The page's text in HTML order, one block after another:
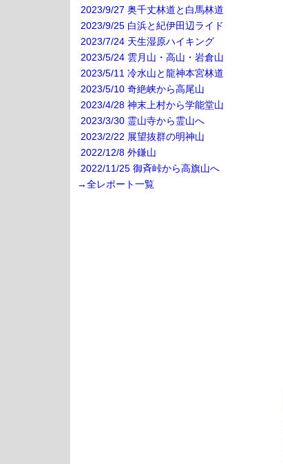
2023/9/27 奥千丈林道と白馬林道
2023/9/25 白浜と紀伊田辺ライド
2023/7/24 天生湿原ハイキング
2023/5/24 雲月山・高山・岩倉山
2023/5/11 冷水山と龍神本宮林道
2023/5/10 奇絶峡から高尾山
2023/4/28 神末上村から学能堂山
2023/3/30 霊山寺から霊山へ
2023/2/22 展望抜群の明神山
2022/12/8 外鎌山
2022/11/25 御斉峠から高旗山へ
→全レポート一覧